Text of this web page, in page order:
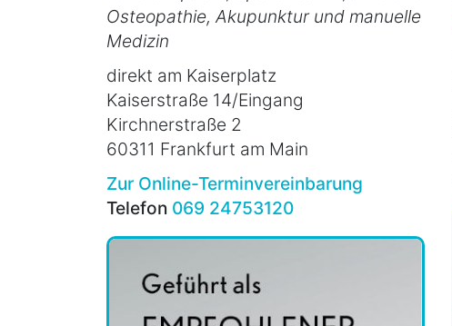
Osteopathie, Akupunktur und manuelle
Medizin
direkt am Kaiserplatz
Kaiserstraße 14/Eingang
Kirchnerstraße 2
60311 Frankfurt am Main
Zur Online-Terminvereinbarung
Telefon 069 24753120